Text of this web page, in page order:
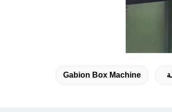
Gabion Box Machine